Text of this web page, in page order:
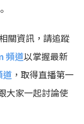
關資訊，請追蹤
頻道以掌握最新
道 ，取得直播第一
大家一起討論使